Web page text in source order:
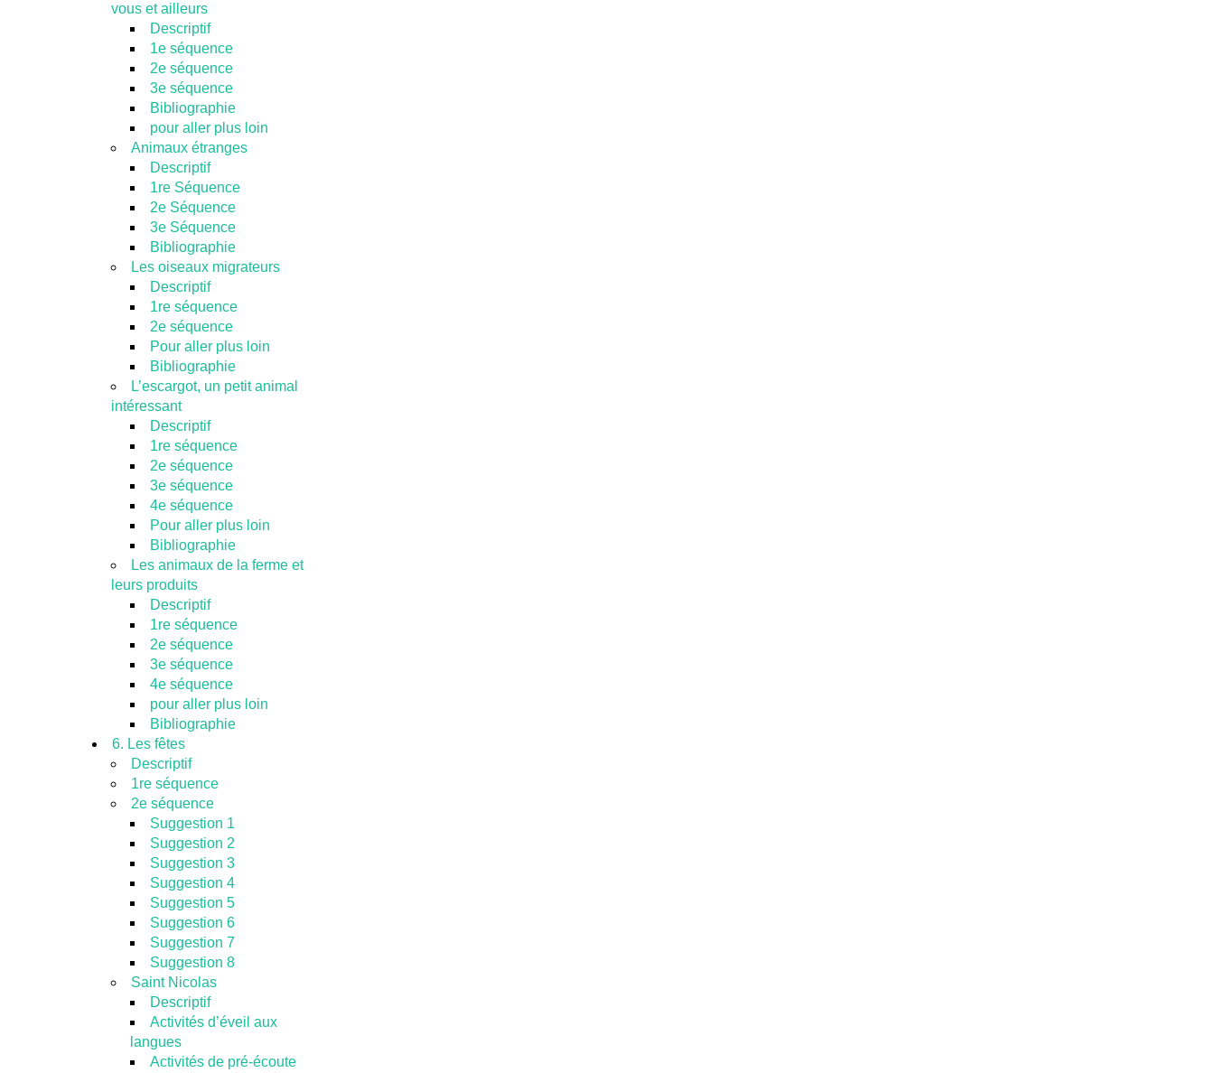
vous et ailleurs
Descriptif
1e séquence
2e séquence
3e séquence
Bibliographie
pour aller plus loin
Animaux étranges
Descriptif
1re Séquence
2e Séquence
3e Séquence
Bibliographie
Les oiseaux migrateurs
Descriptif
1re séquence
2e séquence
Pour aller plus loin
Bibliographie
L’escargot, un petit animal
intéressant
Descriptif
1re séquence
2e séquence
3e séquence
4e séquence
Pour aller plus loin
Bibliographie
Les animaux de la ferme et
leurs produits
Descriptif
1re séquence
2e séquence
3e séquence
4e séquence
pour aller plus loin
Bibliographie
6. Les fêtes
Descriptif
1re séquence
2e séquence
Suggestion 1
Suggestion 2
Suggestion 3
Suggestion 4
Suggestion 5
Suggestion 6
Suggestion 7
Suggestion 8
Saint Nicolas
Descriptif
Activités d’éveil aux
langues
Activités de pré-écoute